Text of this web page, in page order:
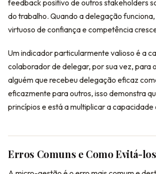
feedback positivo de outros stakeholders
do trabalho. Quando a delegação
virtuoso de confiança e competência
Um indicador particularmente valioso é a
colaborador de delegar, por sua vez, para
alguém que recebeu delegação eficaz
eficazmente para outros, isso demonstra
princípios e está a multiplicar a capacidade
Erros Comuns e Como Evitá-los